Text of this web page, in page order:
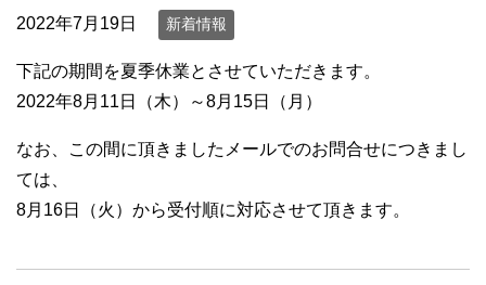
2022年7月19日 新着情報
下記の期間を夏季休業とさせていただきます。
2022年8月11日（木）～8月15日（月）
なお、この間に頂きましたメールでのお問合せにつきまし
ては、
8月16日（火）から受付順に対応させて頂きます。